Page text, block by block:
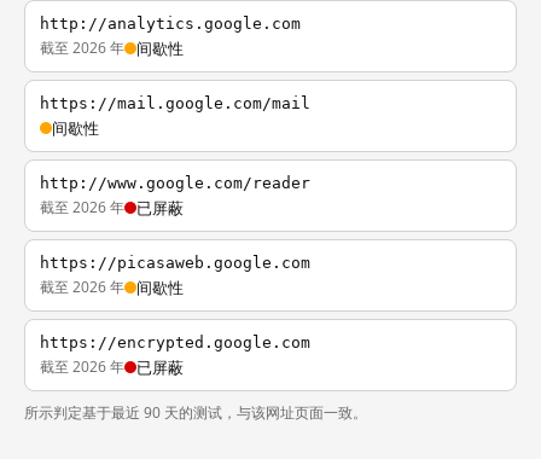
http://analytics.google.com
截至 2026 年 间歇性
https://mail.google.com/mail
间歇性
http://www.google.com/reader
截至 2026 年 已屏蔽
https://picasaweb.google.com
截至 2026 年 间歇性
https://encrypted.google.com
截至 2026 年 已屏蔽
所示判定基于最近 90 天的测试，与该网址页面一致。